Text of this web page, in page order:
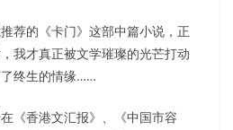
荐的《卡门》这部中篇小说，正
我才真正被文学璀璨的光芒打动
终生的情缘……
《香港文汇报》、《中国市容